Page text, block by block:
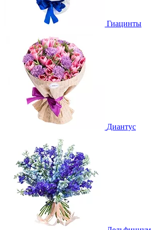
Гиацинты
Диантус